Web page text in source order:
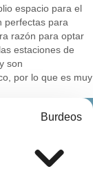
espacio para el
perfectas para
razón para optar
estaciones de
son
por lo que es muy
Burdeos